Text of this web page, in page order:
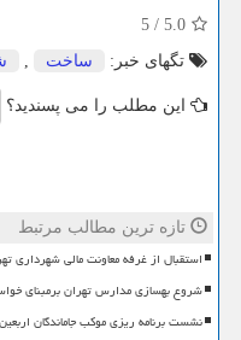
5.0
/
5
تگهای خبر:
ساخت ,
این مطلب را می پسندید؟
تازه ترین مطالب مرتبط
استقبال از غرفه معاونت مالی شهرداری
شروع بهسازی مدارس تهران برمبنای
نشست برنامه ریزی موکب جاماندگان